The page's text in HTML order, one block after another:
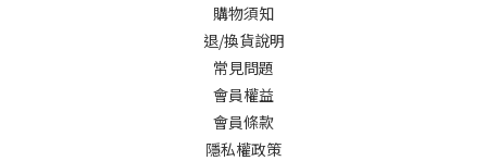
購物須知
退/換貨說明
常見問題
會員權益
會員條款
隱私權政策